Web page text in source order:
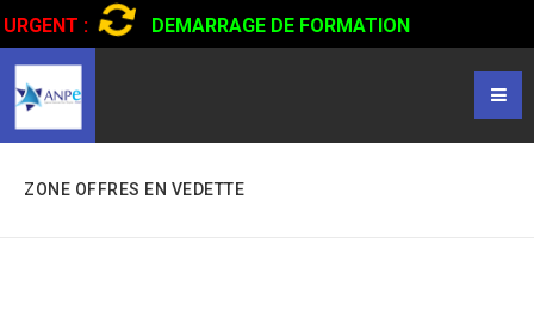
URGENT :
DEMARRAGE DE FORMATION
CERTIFIANTE EN CONDUITE DE CAMIONS...CLIQUER POUR
LIRE
ZONE OFFRES EN VEDETTE